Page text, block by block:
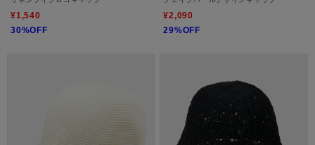
¥1,540
30%OFF
¥2,090
29%OFF